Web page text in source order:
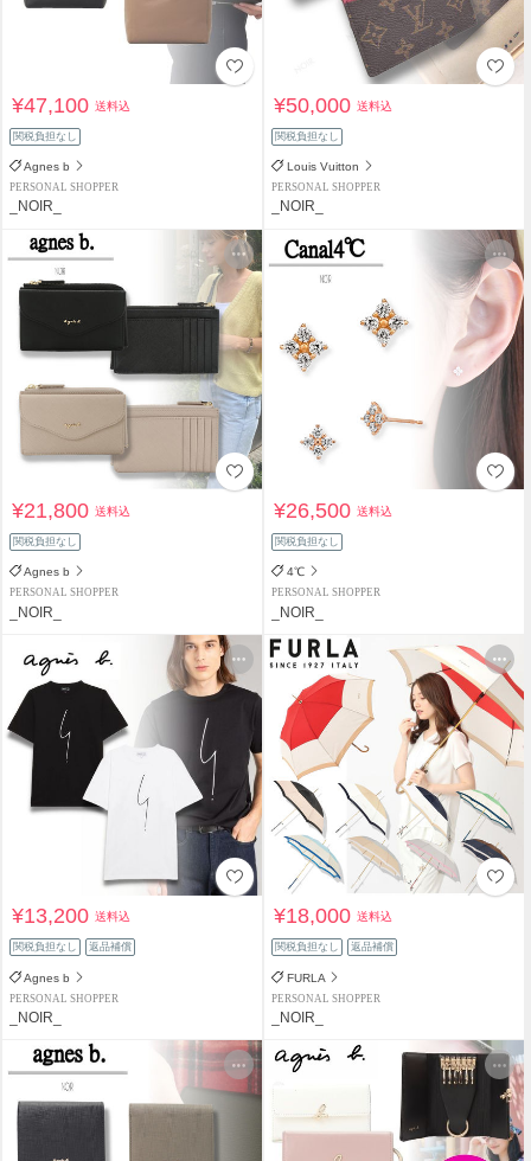
¥47,100送料込
関税負担なし
Agnes b
PERSONAL SHOPPER
_NOIR_
¥50,000送料込
関税負担なし
Louis Vuitton
PERSONAL SHOPPER
_NOIR_
¥21,800送料込
関税負担なし
Agnes b
PERSONAL SHOPPER
_NOIR_
¥26,500送料込
関税負担なし
4℃
PERSONAL SHOPPER
_NOIR_
¥13,200送料込
関税負担なし 返品補償
Agnes b
PERSONAL SHOPPER
_NOIR_
¥18,000送料込
関税負担なし 返品補償
FURLA
PERSONAL SHOPPER
_NOIR_